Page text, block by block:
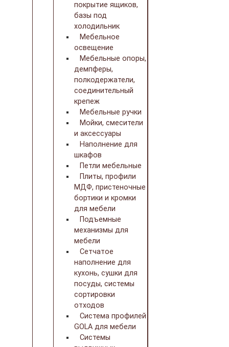
покрытие ящиков,
базы под
холодильник
Мебельное
освещение
Мебельные опоры,
демпферы,
полкодержатели,
соединительный
крепеж
Мебельные ручки
Мойки, смесители
и аксессуары
Наполнение для
шкафов
Петли мебельные
Плиты, профили
МДФ, пристеночные
бортики и кромки
для мебели
Подъемные
механизмы для
мебели
Сетчатое
наполнение для
кухонь, сушки для
посуды, системы
сортировки
отходов
Система профилей
GOLA для мебели
Системы